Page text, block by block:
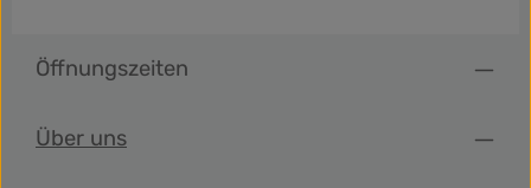
Öffnungszeiten
Über uns